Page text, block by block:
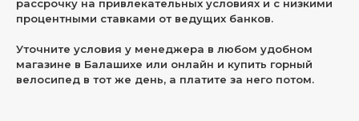
рассрочку на привлекательных условиях и с низкими
процентными ставками от ведущих банков.
Уточните условия у менеджера в любом удобном
магазине в Балашихе или онлайн и купить горный
велосипед в тот же день, а платите за него потом.